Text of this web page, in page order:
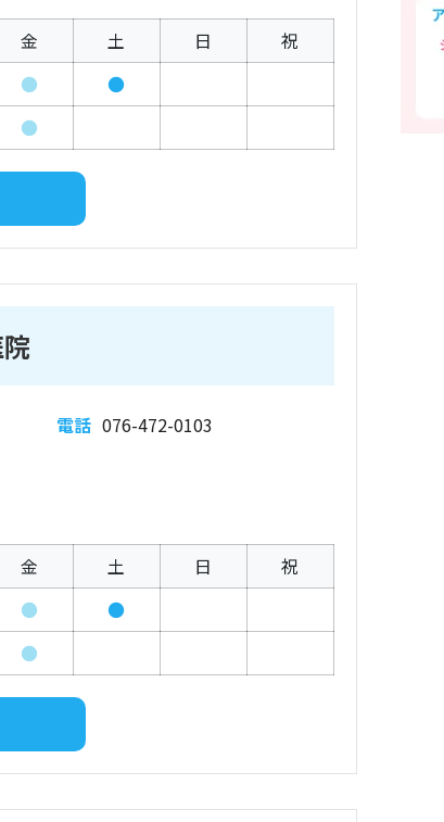
金 土 日 祝
● ●
●
電話 076-472-0103
金 土 日 祝
● ●
●